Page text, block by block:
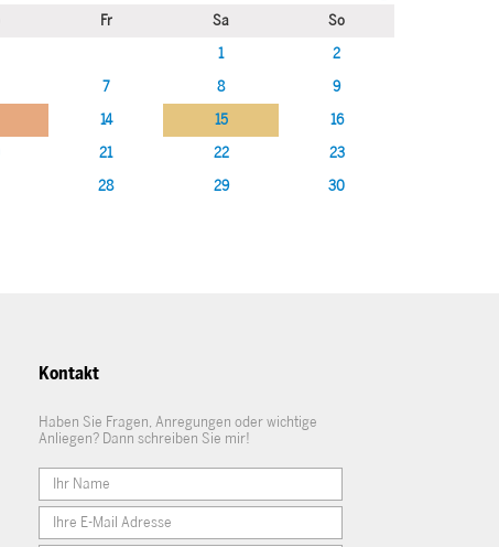
Fr Sa
So
1
2
7 8
9
14 15
16
21 22
23
28 29 30
Kontakt
Haben Sie Fragen, Anregungen oder wichtige
Anliegen? Dann schreiben Sie mir!